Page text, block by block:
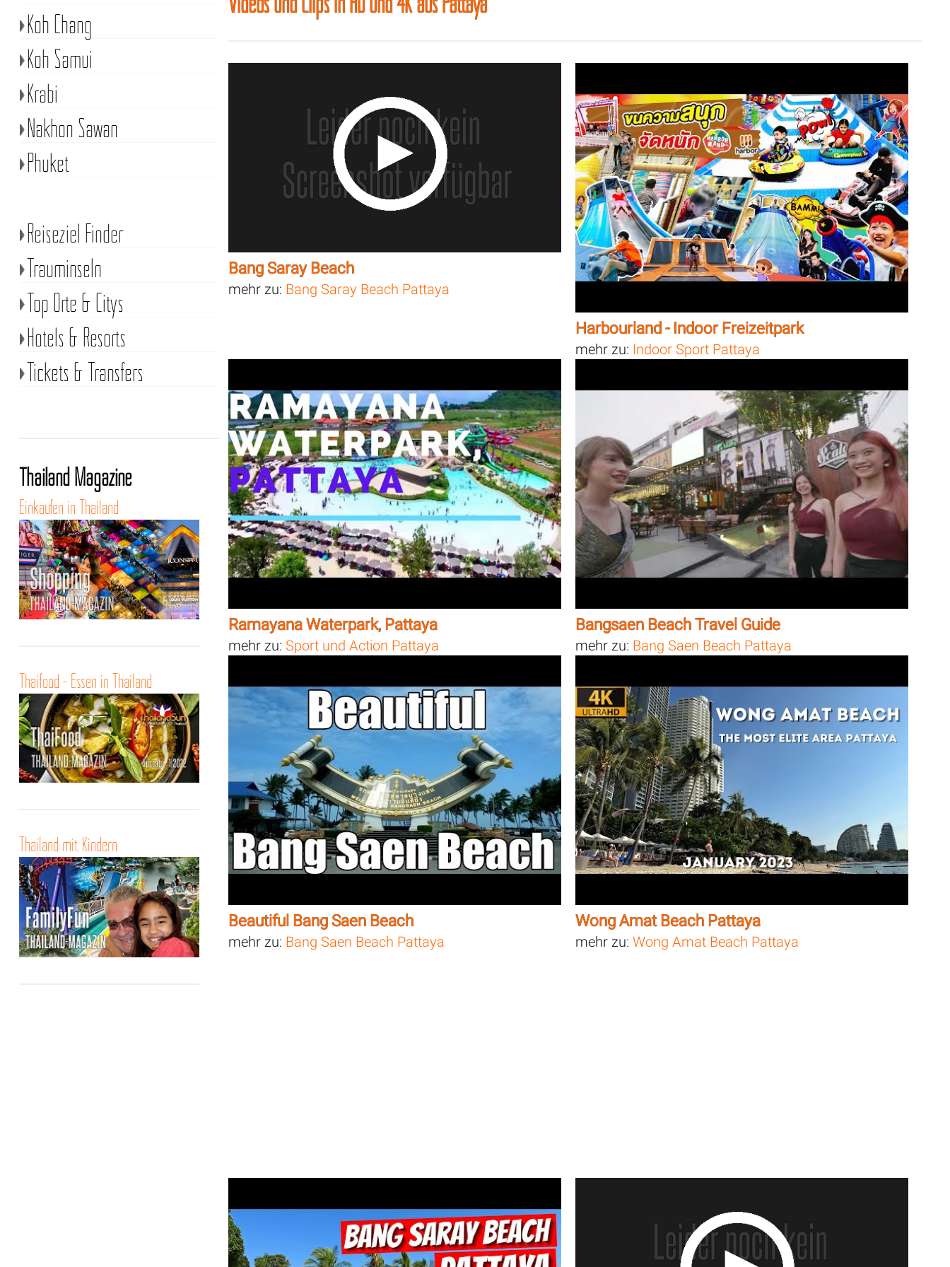
Bang Saray Beach
mehr zu: Bang Saray Beach Pattaya
Harbourland - Indoor Freizeitpark
mehr zu: Indoor Sport Pattaya
Ramayana Waterpark, Pattaya
mehr zu: Sport und Action Pattaya
Bangsaen Beach Travel Guide
mehr zu: Bang Saen Beach Pattaya
Beautiful Bang Saen Beach
mehr zu: Bang Saen Beach Pattaya
Wong Amat Beach Pattaya
mehr zu: Wong Amat Beach Pattaya
Koh Chang
Koh Samui
Krabi
Nakhon Sawan
Phuket
Reiseziel Finder
Trauminseln
Top Orte & Citys
Hotels & Resorts
Tickets & Transfers
Thailand Magazine
Einkaufen in Thailand
Thaifood - Essen in Thailand
Thailand mit Kindern